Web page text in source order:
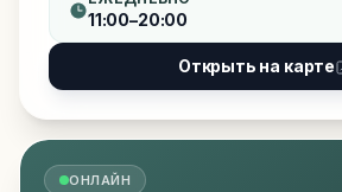
11:00–20:00
Открыть на карте
ОНЛАЙН